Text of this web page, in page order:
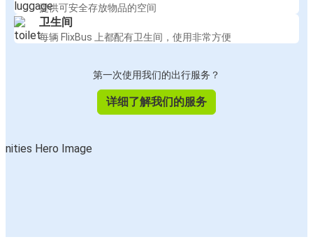
提供可安全存放物品的空间
卫生间
每辆 FlixBus 上都配有卫生间，使用非常方便
第一次使用我们的出行服务？
详细了解我们的服务